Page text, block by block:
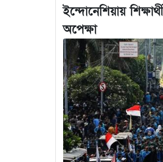
ইন্দোনেশিয়ায়
অপেক্ষা